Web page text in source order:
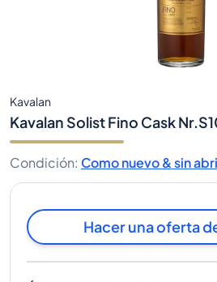
Kavalan
Kavalan Solist Fino Cask
Condición: Como nuevo & sin
Hacer una oferta